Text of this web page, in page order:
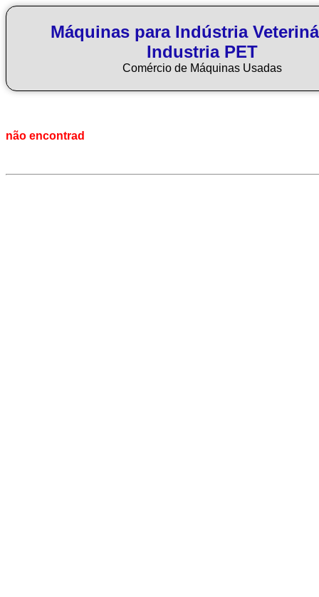
Máquinas para Indústria
Industria PET
Comércio de Máquinas Usadas
não encontrad